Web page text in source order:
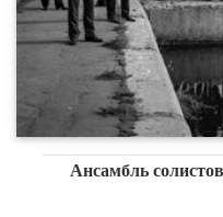
Ансамбль